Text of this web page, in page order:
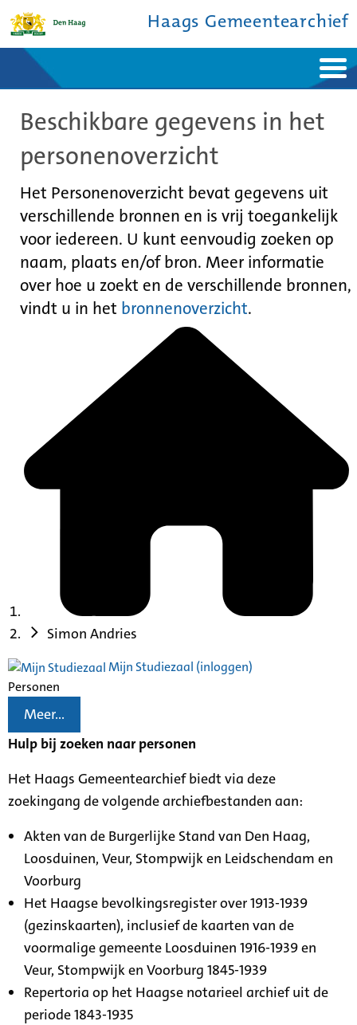
Haags Gemeentearchief
Ontdek de stad
De studiezaal
Bronnen en collecties
Contact
Beschikbare gegevens in het
personenoverzicht
Het Personenoverzicht bevat gegevens uit
verschillende bronnen en is vrij toegankelijk
voor iedereen. U kunt eenvoudig zoeken op
naam, plaats en/of bron. Meer informatie
over hoe u zoekt en de verschillende bronnen,
vindt u in het bronnenoverzicht.
Simon Andries
Mijn Studiezaal (inloggen)
Personen
Meer...
Hulp bij zoeken naar personen
Het Haags Gemeentearchief biedt via deze
zoekingang de volgende archiefbestanden aan:
Akten van de Burgerlijke Stand van Den Haag,
Loosduinen, Veur, Stompwijk en Leidschendam en
Voorburg
Het Haagse bevolkingsregister over 1913-1939
(gezinskaarten), inclusief de kaarten van de
voormalige gemeente Loosduinen 1916-1939 en
Veur, Stompwijk en Voorburg 1845-1939
Repertoria op het Haagse notarieel archief uit de
periode 1843-1935